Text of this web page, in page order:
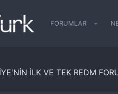
FORUMLAR
İLK VE TEK REDM